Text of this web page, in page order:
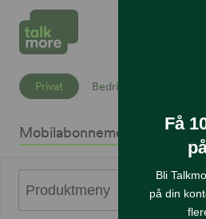
Privat Bedrift
Mobilabonnement
Produktmeny
Få
Bli
på din